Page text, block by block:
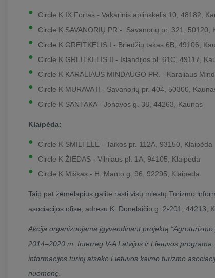
Circle K IX Fortas - Vakarinis aplinkkelis 10, 48182,
Circle K SAVANORIŲ PR.- Savanorių pr. 321, 50120,
Circle K GREITKELIS I - Briedžių takas 6B, 49106,
Circle K GREITKELIS II - Islandijos pl. 61C, 49117,
Circle K KARALIAUS MINDAUGO PR. - Karaliaus
Circle K MURAVA II - Savanorių pr. 404, 50300,
Circle K SANTAKA - Jonavos g. 38, 44263, Kaunas
Klaipėda:
Circle K SMILTELĖ - Taikos pr. 112A, 93150, Klaipėda
Circle K ŽIEDAS - Vilniaus pl. 1A, 94105, Klaipėda
Circle K Miškas - H. Manto g. 96, 92295, Klaipėda
Taip pat žemėlapius galite rasti visų miestų Turizmo
asociacijos ofise, adresu K. Donelaičio g. 2-201, 44213,
Akcija organizuojama įgyvendinant projektą
2014–2020 m. Interreg V-A Latvijos ir Lietuvos
informacijos turinį atsako Lietuvos kaimo turizmo
nuomonę.